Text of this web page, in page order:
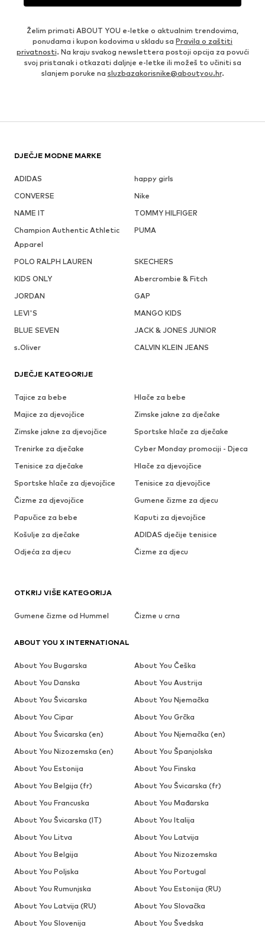
Želim primati ABOUT YOU e-letke o aktualnim trendovima,
ponudama i kupon kodovima u skladu sa Pravila o zaštiti
privatnosti. Na kraju svakog newslettera postoji opcija za povući
svoj pristanak i otkazati daljnje e-letke ili možeš to učiniti sa
slanjem poruke na sluzbazakorisnike@aboutyou.hr.
DJEČJE MODNE MARKE
ADIDAS
happy girls
CONVERSE
Nike
NAME IT
TOMMY HILFIGER
Champion Authentic Athletic
Apparel
PUMA
POLO RALPH LAUREN
SKECHERS
KIDS ONLY
Abercrombie & Fitch
JORDAN
GAP
LEVI'S
MANGO KIDS
BLUE SEVEN
JACK & JONES JUNIOR
s.Oliver
CALVIN KLEIN JEANS
DJEČJE KATEGORIJE
Tajice za bebe
Hlače za bebe
Majice za djevojčice
Zimske jakne za dječake
Zimske jakne za djevojčice
Sportske hlače za dječake
Trenirke za dječake
Cyber Monday promociji - Djeca
Tenisice za dječake
Hlače za djevojčice
Sportske hlače za djevojčice
Tenisice za djevojčice
Čizme za djevojčice
Gumene čizme za djecu
Papučice za bebe
Kaputi za djevojčice
Košulje za dječake
ADIDAS dječije tenisice
Odjeća za djecu
Čizme za djecu
OTKRIJ VIŠE KATEGORIJA
Gumene čizme od Hummel Čizme u crna
ABOUT YOU X INTERNATIONAL
About You Bugarska
About You Češka
About You Danska
About You Austrija
About You Švicarska
About You Njemačka
About You Cipar
About You Grčka
About You Švicarska (en)
About You Njemačka (en)
About You Nizozemska (en)
About You Španjolska
About You Estonija
About You Finska
About You Belgija (fr)
About You Švicarska (fr)
About You Francuska
About You Mađarska
About You Švicarska (IT)
About You Italija
About You Litva
About You Latvija
About You Belgija
About You Nizozemska
About You Poljska
About You Portugal
About You Rumunjska
About You Estonija (RU)
About You Latvija (RU)
About You Slovačka
About You Slovenija
About You Švedska